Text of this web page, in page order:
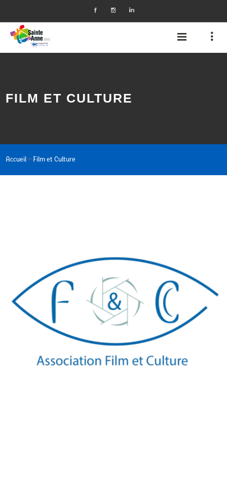
FILM ET CULTURE
Accueil »Film et Culture